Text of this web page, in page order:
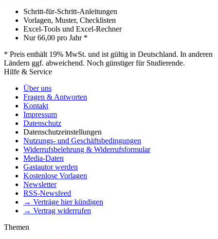
Schritt-für-Schritt-Anleitungen
Vorlagen, Muster, Checklisten
Excel-Tools und Excel-Rechner
Nur66,00 pro Jahr *
* Preis enthält 19% MwSt. und ist gültig in Deutschland. In anderen
Ländern ggf. abweichend. Noch günstiger für Studierende.
Hilfe & Service
Über uns
Fragen & Antworten
Kontakt
Impressum
Datenschutz
Datenschutzeinstellungen
Nutzungs- und Geschäftsbedingungen
Widerrufsbelehrung & Widerrufsformular
Media-Daten
Gastautor werden
Kostenlose Vorlagen
Newsletter
RSS-Newsfeed
→ Verträge hier kündigen
→ Vertrag widerrufen
Themen